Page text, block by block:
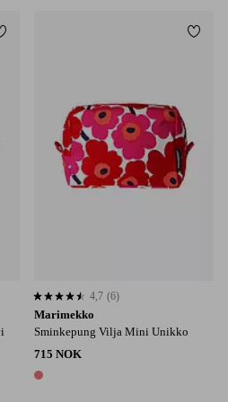
Legg til favoritter
Marimekko
Sminkepung Vilja Mini Unikko
715 NOK
1 farge
4,7 basert på 6 karaktergivninger
4,7 (6)